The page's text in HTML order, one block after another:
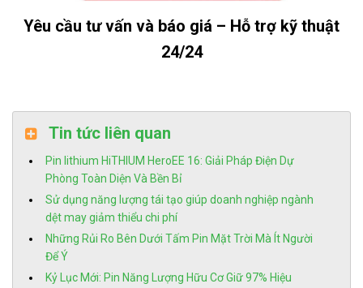
Yêu cầu tư vấn và báo giá – Hỗ trợ kỹ thuật
24/24
Tin tức liên quan
Pin lithium HiTHIUM HeroEE 16: Giải Pháp Điện Dự
Phòng Toàn Diện Và Bền Bỉ
Sử dụng năng lượng tái tạo giúp doanh nghiệp ngành
dệt may giảm thiểu chi phí
Những Rủi Ro Bên Dưới Tấm Pin Mặt Trời Mà Ít Người
Để Ý
Kỷ Lục Mới: Pin Năng Lượng Hữu Cơ Giữ 97% Hiệu